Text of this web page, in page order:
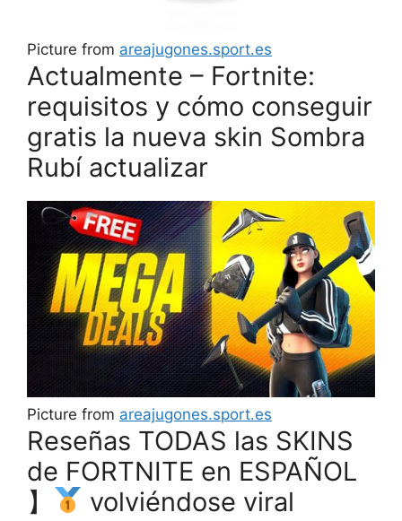
Picture from areajugones.sport.es
Actualmente – Fortnite:
requisitos y cómo conseguir
gratis la nueva skin Sombra
Rubí actualizar
Picture from areajugones.sport.es
Reseñas TODAS las SKINS
de FORTNITE en ESPAÑOL
】
volviéndose viral